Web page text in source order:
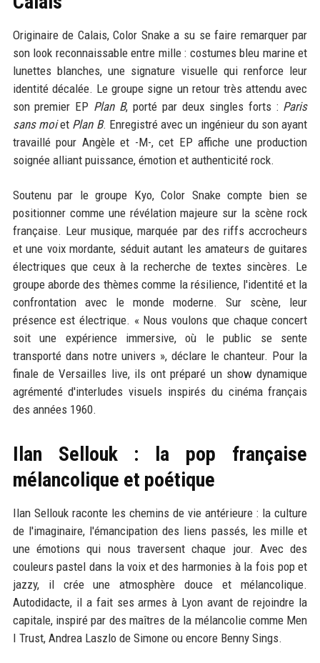
Originaire de Calais, Color Snake a su se faire remarquer par
son look reconnaissable entre mille : costumes bleu marine et
lunettes blanches, une signature visuelle qui renforce leur
identité décalée. Le groupe signe un retour très attendu avec
son premier EP Plan B, porté par deux singles forts : Paris
sans moiet Plan B. Enregistré avec un ingénieur du son ayant
travaillé pour Angèle et -M-, cet EP affiche une production
soignée alliant puissance, émotion et authenticité rock.
Soutenu par le groupe Kyo, Color Snake compte bien se
positionner comme une révélation majeure sur la scène rock
française. Leur musique, marquée par des riffs accrocheurs
et une voix mordante, séduit autant les amateurs de guitares
électriques que ceux à la recherche de textes sincères. Le
groupe aborde des thèmes comme la résilience, l'identité et la
confrontation avec le monde moderne. Sur scène, leur
présence est électrique. « Nous voulons que chaque concert
soit une expérience immersive, où le public se sente
transporté dans notre univers », déclare le chanteur. Pour la
finale de Versailles live, ils ont préparé un show dynamique
agrémenté d'interludes visuels inspirés du cinéma français
des années 1960.
Ilan Sellouk : la pop française
mélancolique et poétique
Ilan Sellouk raconte les chemins de vie antérieure : la culture
de l'imaginaire, l'émancipation des liens passés, les mille et
une émotions qui nous traversent chaque jour. Avec des
couleurs pastel dans la voix et des harmonies à la fois pop et
jazzy, il crée une atmosphère douce et mélancolique.
Autodidacte, il a fait ses armes à Lyon avant de rejoindre la
capitale, inspiré par des maîtres de la mélancolie comme Men
I Trust, Andrea Laszlo de Simone ou encore Benny Sings.